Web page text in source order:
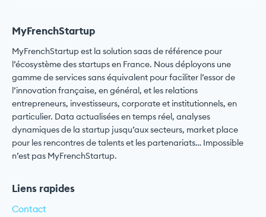
MyFrenchStartup
MyFrenchStartup est la solution saas de référence pour
l’écosystème des startups en France. Nous déployons une
gamme de services sans équivalent pour faciliter l’essor de
l’innovation française, en général, et les relations
entrepreneurs, investisseurs, corporate et institutionnels, en
particulier. Data actualisées en temps réel, analyses
dynamiques de la startup jusqu’aux secteurs, market place
pour les rencontres de talents et les partenariats… Impossible
n’est pas MyFrenchStartup.
Liens rapides
Contact